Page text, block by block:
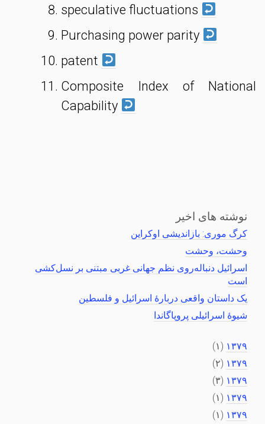
speculative fluctuations
Purchasing power parity
patent
Composite Index of National
Capability
نوشته های اخیر
کرگ موری: بازاندیشی اوکراین
وحشت، وحشت
اسرائیل دنباله‌روی نظم جهانی غربی مبتنی بر نسل‌کشی
است
یک داستان واقعی دربارهٔ اسرائیل و فلسطین
شیوهٔ اسرائیلی پروپاگاندا
۱۳۷۹ (۱)
۱۳۷۹ (۲)
۱۳۷۹ (۳)
۱۳۷۹ (۱)
۱۳۷۹ (۱)